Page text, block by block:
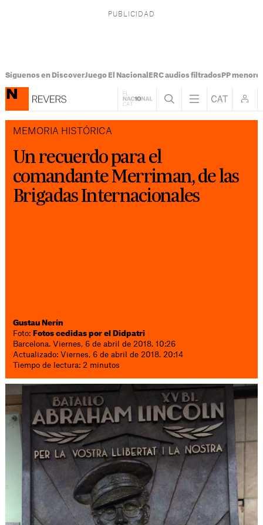
Síguenos en DiscoverJuego El Nacional ERC audios filtradosPP
MEMORIA HISTÓRICA
Un recuerdo para el
comandante Merriman, de las
Brigadas Internacionales
Gustau Nerín
Foto: Fotos cedidas por el Didpatri
Barcelona. Viernes, 6 de abril de 2018. 10:26
Actualizado: Viernes, 6 de abril de 2018. 20:14
Tiempo de lectura: 2 minutos